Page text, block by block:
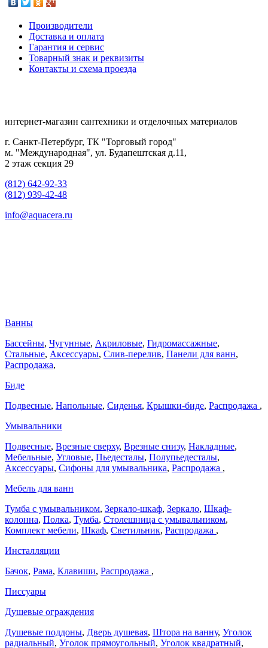
Производители
Доставка и оплата
Гарантия и сервис
Товарный знак и реквизиты
Контакты и схема проезда
интернет-магазин сантехники и отделочных материалов
г. Санкт-Петербург, ТК "Торговый город"
м. "Международная", ул. Будапештская д.11,
2 этаж секция 29
(812) 642-92-33
(812) 939-42-48
info@aquacera.ru
Ванны
Бассейны, Чугунные, Акриловые, Гидромассажные,
Стальные, Аксессуары, Слив-перелив, Панели для ванн,
Распродажа,
Биде
Подвесные, Напольные, Сиденья, Крышки-биде, Распродажа ,
Умывальники
Подвесные, Врезные сверху, Врезные снизу, Накладные,
Мебельные, Угловые, Пьедесталы, Полупьедесталы,
Аксессуары, Сифоны для умывальника, Распродажа ,
Мебель для ванн
Тумба с умывальником, Зеркало-шкаф, Зеркало, Шкаф-
колонна, Полка, Тумба, Столешница с умывальником,
Комплект мебели, Шкаф, Светильник, Распродажа ,
Инсталляции
Бачок, Рама, Клавиши, Распродажа ,
Писсуары
Душевые ограждения
Душевые поддоны, Дверь душевая, Штора на ванну, Уголок
радиальный, Уголок прямоугольный, Уголок квадратный,